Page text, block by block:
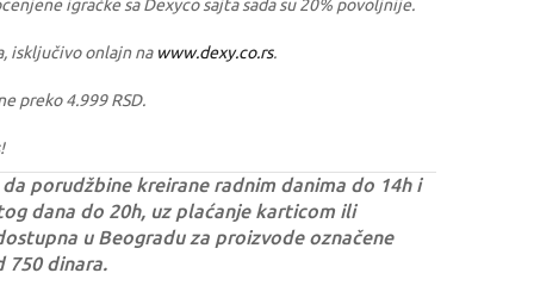
igračke sa Dexyco sajta sada su 20% povoljnije.
isključivo onlajn na www.dexy.co.rs.
preko 4.999 RSD.
porudžbine kreirane radnim danima do 14h i
dana do 20h, uz plaćanje karticom ili
u Beogradu za proizvode označene
750 dinara.